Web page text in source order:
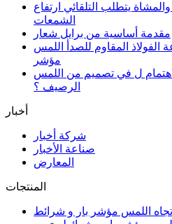
يتطلب التلقائي ارتفاع
الشمعات
مقدمة أساسية من برايل شعار
الفولاذ المقاوم للصدأ اللمس
مؤشر
ل في تصميم من اللمس
الرصيف ؟
أخبار
شركة أخبار
صناعة الأخبار
المعارض
المنتجات
اللمس مؤشر بار و شرائط